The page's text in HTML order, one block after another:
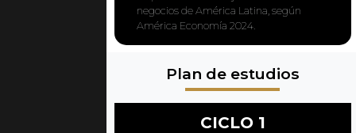
negocios de América Latina, según
América Economía 2024.
Plan de estudios
CICLO 1